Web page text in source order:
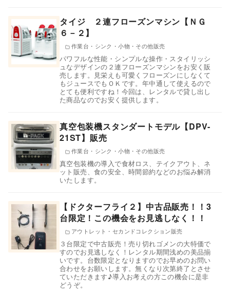
タイジ ２連フローズンマシン【ＮＧ
６－２】
作業台・シンク・小物・その他販売
パワフルな性能・シンプルな操作・スタイリッシ
ュなデザインの２連フローズンマシンをお安く販
売します。見栄えも可愛くフローズンにしなくて
もジュースでもＯＫです。年中通して使えるので
とても便利ですね！今回は、レンタルで貸し出し
た商品なのでお安く提供します。
真空包装機スタンダートモデル【DPV-
21ST】販売
作業台・シンク・小物・その他販売
真空包装機の導入で食材ロス、テイクアウト、ネ
ット販売、食の安全、時間節約などのお悩み解消
いたします。
【ドクターフライ２】中古品販売！！3
台限定！この機会をお見逃しなく！！
アウトレット・セカンドコレクション販売
３台限定で中古販売！売り切れゴメンの大特価で
すのでお見逃しなく！レンタル期間浅めの美品揃
いです。台数限定となりますのでお早めのお問い
合わせをお願いします。無くなり次第終了とさせ
ていただきます♪導入お考えの方この機会に是非
どうぞ。